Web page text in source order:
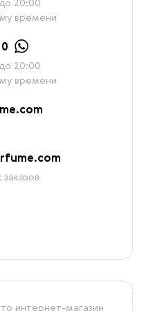
20:00
времени
20:00
времени
интернет-магазин